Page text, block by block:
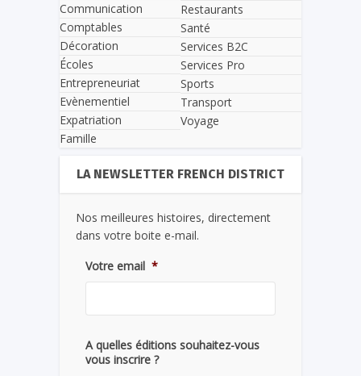
Communication
Comptables
Décoration
Écoles
Entrepreneuriat
Evènementiel
Expatriation
Famille
Restaurants
Santé
Services B2C
Services Pro
Sports
Transport
Voyage
LA NEWSLETTER FRENCH DISTRICT
Nos meilleures histoires, directement
dans votre boite e-mail.
Votre email *
A quelles éditions souhaitez-vous
vous inscrire ?